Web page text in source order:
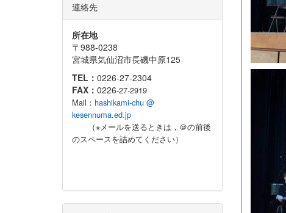
連絡先
所在地
〒988-0238
宮城県気仙沼市長磯中原125
TEL： 0226-27-2304
FAX： 0226-27-2919
Mail： hashikami-chu @
kesennuma.ed.jp
（※メールを送るときは，＠の前後
のスペースを詰めてください）